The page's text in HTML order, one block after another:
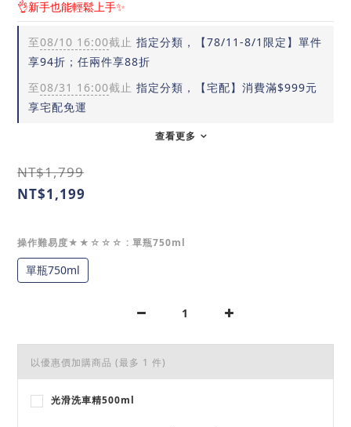
👌新手也能輕鬆上手✨
至08/10 16:00截止 指定分類，【78/11-8/1限定】單件
享94折；任兩件享88折
至08/31 16:00截止 指定分類，【宅配】消費滿$999元
享宅配免運
查看更多
NT$1,799
NT$1,199
操作難易度★★☆☆☆ : 單瓶750ml
單瓶750ml
以優惠價加購商品 (最多 1 件)
光滑洗車精500ml